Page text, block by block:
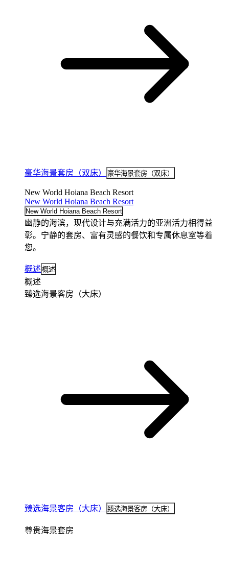
豪华海景套房（双床） 豪华海景套房（双床）
New World Hoiana Beach Resort
New World Hoiana Beach Resort
New World Hoiana Beach Resort
幽静的海滨，现代设计与充满活力的亚洲活力相得益
彰。宁静的套房、富有灵感的餐饮和专属休息室等着
您。
概述 概述
概述
臻选海景客房（大床）
臻选海景客房（大床） 臻选海景客房（大床）
尊贵海景套房